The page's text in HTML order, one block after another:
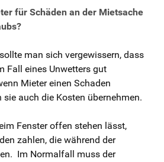
für Schäden an der Mietsache
man sich vergewissern, dass
Fall eines Unwetters gut
Mieter einen Schaden
sie auch die Kosten übernehmen.
Fenster offen stehen lässt,
zahlen, die während der
Im Normalfall muss der